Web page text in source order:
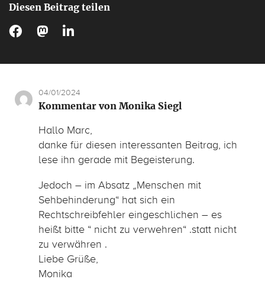
Diesen Beitrag teilen
04/01/2024
Kommentar von Monika Siegl
Hallo Marc,
danke für diesen interessanten Beitrag, ich
lese ihn gerade mit Begeisterung.
Jedoch – im Absatz „Menschen mit
Sehbehinderung“ hat sich ein
Rechtschreibfehler eingeschlichen – es
heißt bitte “ nicht zu verwehren“ .statt nicht
zu verwähren .
Liebe Grüße,
Monika